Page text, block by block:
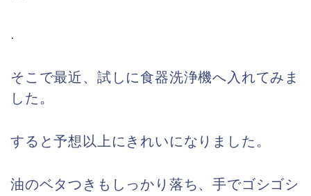
.
そこで最近、試しに食器洗浄機へ入れてみま
した。
すると予想以上にきれいになりました。
油のベタつきもしっかり落ち、手でゴシゴシ